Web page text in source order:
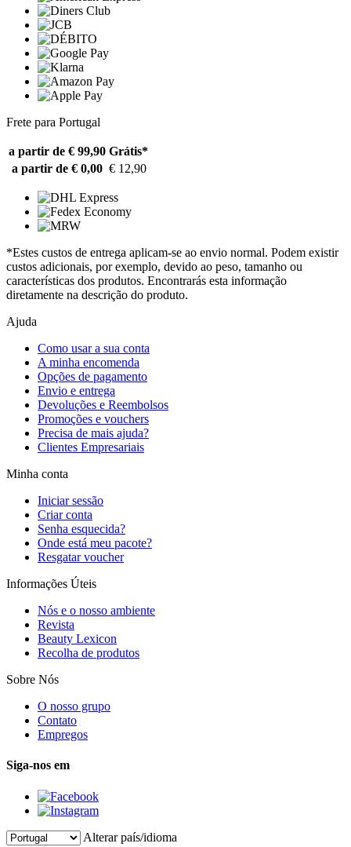
Frete para Portugal
a partir de € 99,90 Grátis*
a partir de € 0,00 € 12,90
*Estes custos de entrega aplicam-se ao envio normal. Podem existir
custos adicionais, por exemplo, devido ao peso, tamanho ou
características dos produtos. Encontrarás esta informação
diretamente na descrição do produto.
Ajuda
Como usar a sua conta
A minha encomenda
Opções de pagamento
Envio e entrega
Devoluções e Reembolsos
Promoções e vouchers
Precisa de mais ajuda?
Clientes Empresariais
Minha conta
Iniciar sessão
Criar conta
Senha esquecida?
Onde está meu pacote?
Resgatar voucher
Informações Úteis
Nós e o nosso ambiente
Revista
Beauty Lexicon
Recolha de produtos
Sobre Nós
O nosso grupo
Contato
Empregos
Siga-nos em
Alterar país/idioma